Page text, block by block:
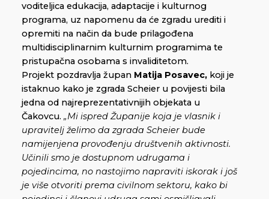
voditeljica edukacija, adaptacije i kulturnog
programa, uz napomenu da će zgradu urediti i
opremiti na način da bude prilagođena
multidisciplinarnim kulturnim programima te
pristupačna osobama s invaliditetom.
Projekt pozdravlja župan Matija Posavec, koji je
istaknuo kako je zgrada Scheier u povijesti bila
jedna od najreprezentativnijih objekata u
Čakovcu. „Mi ispred Županije koja je vlasnik i
upravitelj želimo da zgrada Scheier bude
namijenjena provođenju društvenih aktivnosti.
Učinili smo je dostupnom udrugama i
pojedincima, no nastojimo napraviti iskorak i još
je više otvoriti prema civilnom sektoru, kako bi